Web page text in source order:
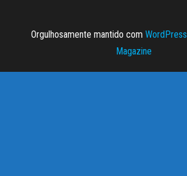
Orgulhosamente mantido com WordPress
Magazine